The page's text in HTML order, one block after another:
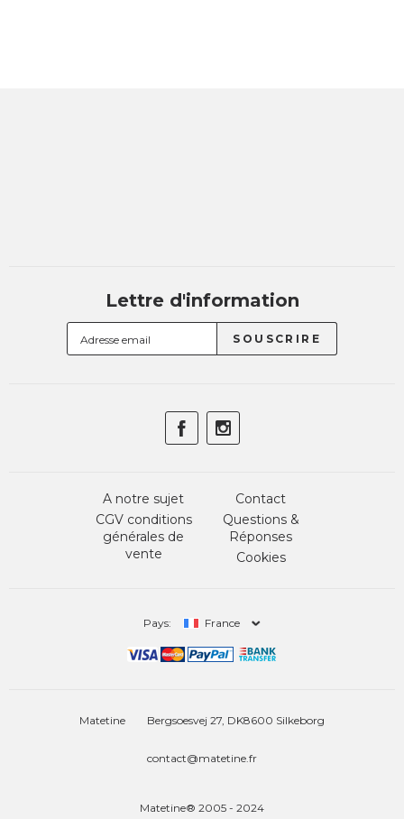
Lettre d'information
A notre sujet
CGV conditions
générales de
vente
Contact
Questions &
Réponses
Cookies
Pays: France
Matetine Bergsoesvej 27, DK8600 Silkeborg
contact@matetine.fr
Matetine® 2005 - 2024